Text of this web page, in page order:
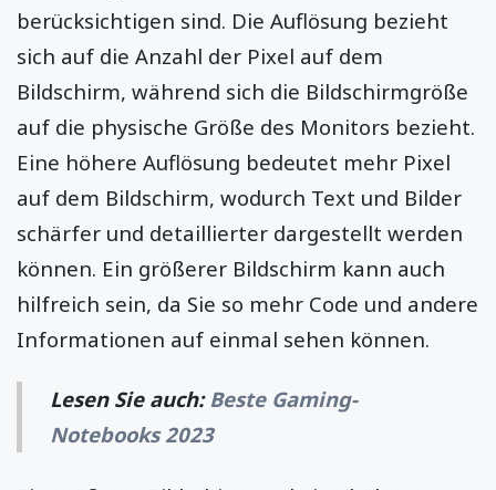
berücksichtigen sind. Die Auflösung bezieht
sich auf die Anzahl der Pixel auf dem
Bildschirm, während sich die Bildschirmgröße
auf die physische Größe des Monitors bezieht.
Eine höhere Auflösung bedeutet mehr Pixel
auf dem Bildschirm, wodurch Text und Bilder
schärfer und detaillierter dargestellt werden
können. Ein größerer Bildschirm kann auch
hilfreich sein, da Sie so mehr Code und andere
Informationen auf einmal sehen können.
Lesen Sie auch: Beste Gaming-
Notebooks 2023